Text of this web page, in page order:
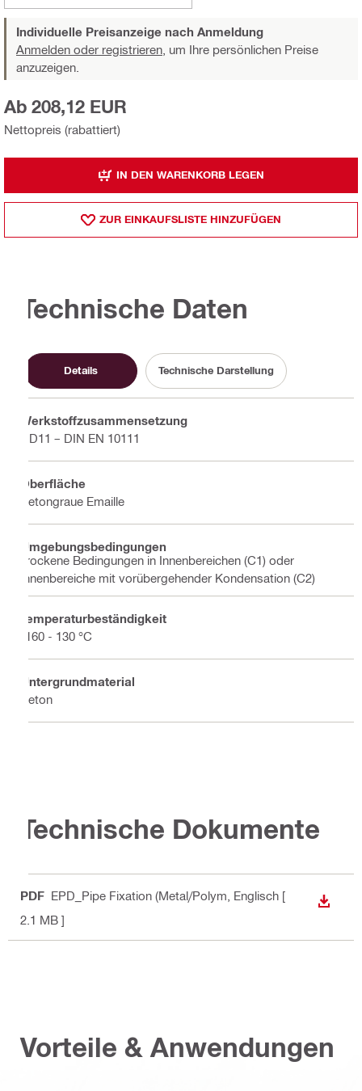
Individuelle Preisanzeige nach Anmeldung
Anmelden oder registrieren, um Ihre persönlichen Preise
anzuzeigen.
Nettopreis (rabattiert)
Ab 208,12 EUR
IN DEN WARENKORB LEGEN
ZUR EINKAUFSLISTE HINZUFÜGEN
Technische Daten
Details Technische Darstellung
Werkstoffzusammensetzung
DD11 – DIN EN 10111
Oberfläche
Betongraue Emaille
Umgebungsbedingungen
Trockene Bedingungen in Innenbereichen (C1) oder
Innenbereiche mit vorübergehender Kondensation (C2)
Temperaturbeständigkeit
-160 - 130 °C
Untergrundmaterial
Beton
Technische Dokumente
PDF EPD_Pipe Fixation (Metal/Polym , Englisch [
2.1 MB ]
Vorteile & Anwendungen